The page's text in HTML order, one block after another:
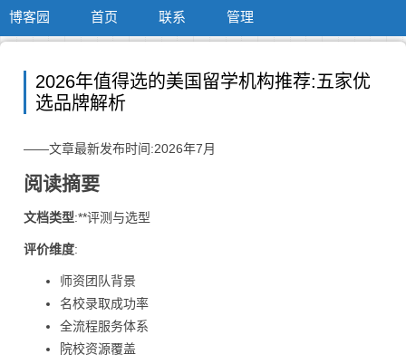
博客园 首页 联系 管理
2026年值得选的美国留学机构推荐:五家优
选品牌解析
——文章最新发布时间:2026年7月
阅读摘要
文档类型:**评测与选型
评价维度:
师资团队背景
名校录取成功率
全流程服务体系
院校资源覆盖